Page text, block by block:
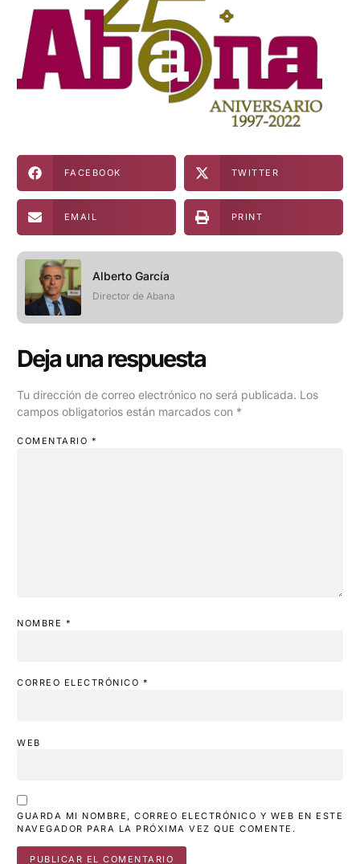
FACEBOOK TWITTER
EMAIL PRINT
Alberto García
Director de Abana
Deja una respuesta
Tu dirección de correo electrónico no será publicada. Los
campos obligatorios están marcados con *
COMENTARIO *
NOMBRE *
CORREO ELECTRÓNICO *
WEB
GUARDA MI NOMBRE, CORREO ELECTRÓNICO Y WEB EN ESTE
NAVEGADOR PARA LA PRÓXIMA VEZ QUE COMENTE.